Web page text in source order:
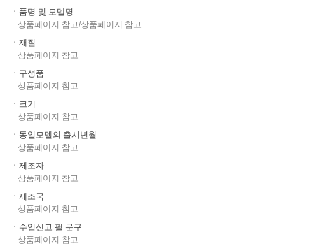
ㆍ품명 및 모델명
상품페이지 참고/상품페이지 참고
ㆍ재질
상품페이지 참고
ㆍ구성품
상품페이지 참고
ㆍ크기
상품페이지 참고
ㆍ동일모델의 출시년월
상품페이지 참고
ㆍ제조자
상품페이지 참고
ㆍ제조국
상품페이지 참고
ㆍ수입신고 필 문구
상품페이지 참고